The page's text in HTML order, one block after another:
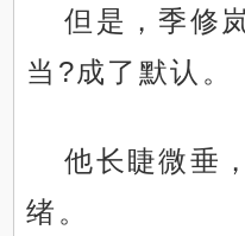
但是，季修
当?成了默认。
他长睫微垂
绪。